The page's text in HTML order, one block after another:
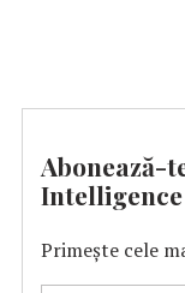
Abonează-
Intelligence
Primește cele